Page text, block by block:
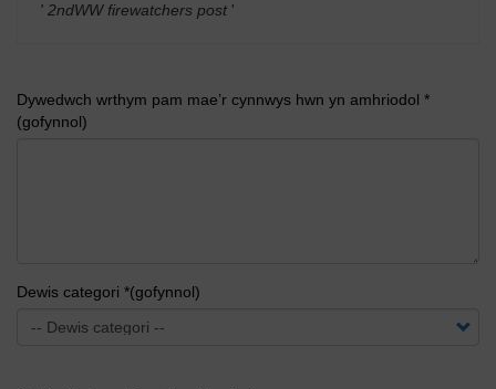
' 2ndWW firewatchers post '
Dywedwch wrthym pam mae’r cynnwys hwn yn amhriodol *
(gofynnol)
Dewis categori *(gofynnol)